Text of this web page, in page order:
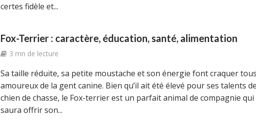
certes fidèle et...
Fox-Terrier : caractère, éducation, santé, alimentation
3 mn de lecture
Sa taille réduite, sa petite moustache et son énergie font craquer
amoureux de la gent canine. Bien qu’il ait été élevé pour ses talents de
chien de chasse, le Fox-terrier est un parfait animal de compagnie qui
saura offrir son...